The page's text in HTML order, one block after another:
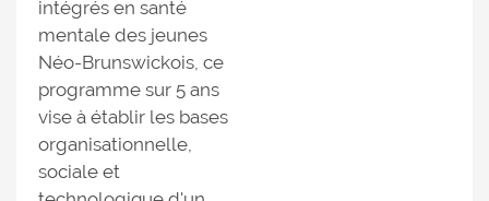
intégrés en santé
mentale des jeunes
Néo-Brunswickois, ce
programme sur 5 ans
vise à établir les bases
organisationnelle,
sociale et